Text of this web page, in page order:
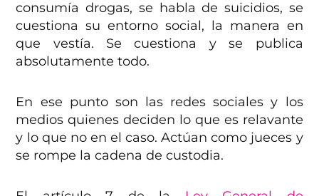
consumía drogas, se habla de suicidios, se
cuestiona su entorno social, la manera en
que vestía. Se cuestiona y se publica
absolutamente todo.
En ese punto son las redes sociales y los
medios quienes deciden lo que es relavante
y lo que no en el caso. Actúan como jueces y
se rompe la cadena de custodia.